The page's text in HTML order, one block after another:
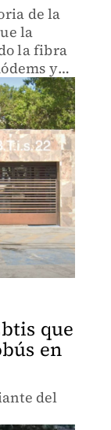
de la
la
la fibra
y
la red.
que
en
del